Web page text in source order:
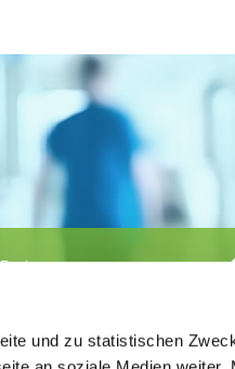
und zu statistischen